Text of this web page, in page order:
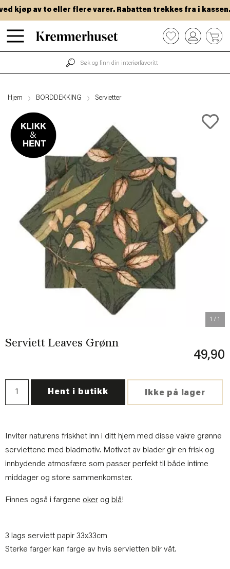
Hopp
til
kjøp av to eller flere varer. Rabatten trekkes fra i kassen.
0
Hjem BORDDEKKING Servietter
1 / 1
Serviett Leaves Grønn
49,90
Ikke på lager
Hent i butikk
Inviter naturens friskhet inn i ditt hjem med disse vakre grønne
serviettene med bladmotiv. Motivet av blader gir en frisk og
innbydende atmosfære som passer perfekt til både intime
middager og store sammenkomster.
Finnes også i fargene oker og blå!
3 lags serviett papir 33x33cm
Sterke farger kan farge av hvis servietten blir våt.